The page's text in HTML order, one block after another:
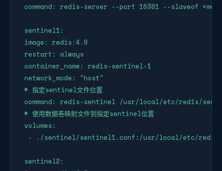
command: redis-server --port 16381 --slaveof
sentinel1:
image: redis:4.0
restart: always
container_name: redis-sentinel-1
network_mode: "host"
# 指定sentinel文件位置
command: redis-sentinel /usr/local/etc/redis/
# 使用数据卷映射文件到指定sentinel位置
volumes:
- ./sentinel/sentinel1.conf:/usr/local/etc/
sentinel2: